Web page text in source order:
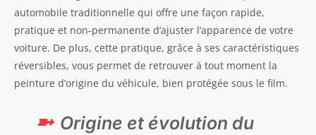
automobile traditionnelle qui offre une façon rapide,
pratique et non-permanente d’ajuster l’apparence de votre
voiture. De plus, cette pratique, grâce à ses caractéristiques
réversibles, vous permet de retrouver à tout moment la
peinture d’origine du véhicule, bien protégée sous le film.
Origine et évolution du